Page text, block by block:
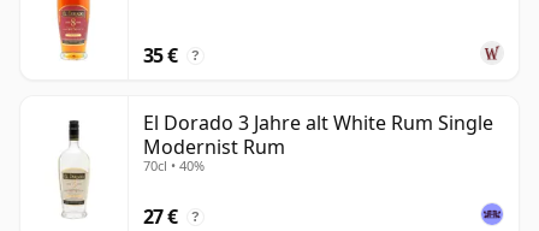
Gewürzen, Orangenschale und poliertem Eichenholz.
Ältere Abfüllungen bringen zusätzliche Tiefe, Leder,
Tabak und eine intensivere Demerara-Zuckernote.
El Dorado ist ein natürlicher Referenzpunkt für alle,
die sich ernsthaft mit gereiftem Rum beschäftigen. Die
Marke verbindet Zugänglichkeit mit echtem
Produktionscharakter und bietet die für Demerara-
35 € ?
El Dorado 3 Jahre alt White Rum Single
Modernist Rum
70cl • 40%
27 € ?